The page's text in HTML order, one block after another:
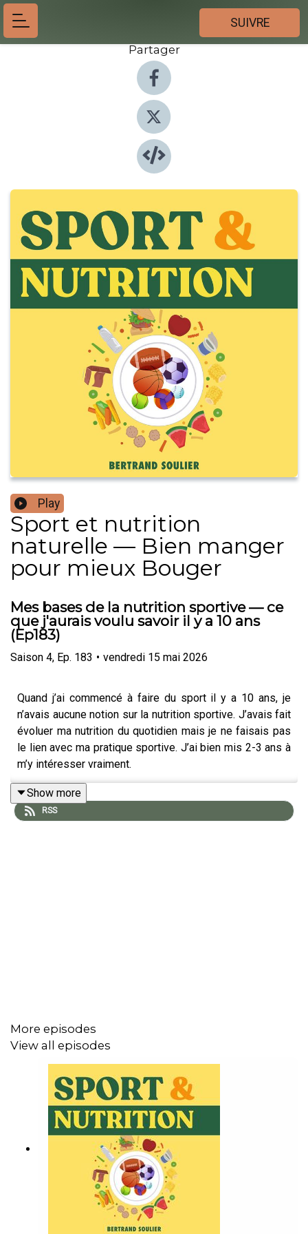
SUIVRE
Partager
Play
Sport et nutrition
naturelle — Bien manger
pour mieux Bouger
Mes bases de la nutrition sportive — ce
que j'aurais voulu savoir il y a 10 ans
(Ep183)
Saison 4, Ep. 183 • vendredi 15 mai 2026
Quand j’ai commencé à faire du sport il y a 10 ans, je
n’avais aucune notion sur la nutrition sportive. J’avais fait
évoluer ma nutrition du quotidien mais je ne faisais pas
le lien avec ma pratique sportive. J’ai bien mis 2-3 ans à
m’y intéresser vraiment.
J’ai donc commencé avec certaines fausses idées puis
j’ai beaucoup testé et appris. J’ai finalement intégré de
nouvelles règles. Juste des règles simples, apprises à
Liens complémentaires
Gratuit : Le kit Reboot pour retrouver la forme et
l’énergie :https://sn.soulier.xyz/kit
Le programme Petit-Déjeuner Express (-10€) :
https://sn.soulier.xyz/dejsn10
Le Protocole Perte de Gras :
https://go.soulier.xyz/protocolesn
La Stratégie FlowFit pour bouger et plus et prendre
du muscle (tarif de lancement spécial) :
https://go.soulier.xyz/flowfitsn
Tous les liens complémentaires et anciens
https://sn.soulier.xyz/183
Show more
RSS
More episodes
View all episodes